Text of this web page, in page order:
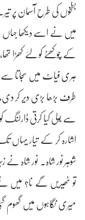
بطخوں کی طرح آسمان پر
میں نے اسے دیکھا
کے چوکھٹے کو لئے کھڑا
ہری فیاٹ میں سجاتا سے
طرف بڑھا بڑی دیر کر
سے بولی کیا کرتی
اشارہ کر کے تیار یہاں
شوہر نور شاہ۔ نور شاہ نے
تو ٹھیریں گے نا؟ میں
میری نگاہوں میں گھوم